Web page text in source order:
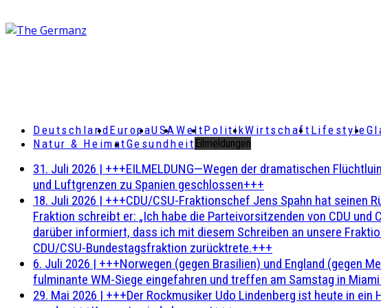
DeutschlandEuropaUSAWeltPolitikWirtschaft Lifestyle
Natur & HeimatGesundheit Eilmeldungen
31. Juli 2026 | +++EILMELDUNG—Wegen der dramatischen
und Luftgrenzen zu Spanien geschlossen+++
18. Juli 2026 | +++CDU/CSU-Fraktionschef Jens Spahn hat seinen
Fraktion schreibt er: „Ich habe die Parteivorsitzenden von CDU und
darüber informiert, dass ich mit diesem Schreiben an unsere
CDU/CSU-Bundestagsfraktion zurücktrete.+++
6. Juli 2026 | +++Norwegen (gegen Brasilien) und England (gegen
fulminante WM-Siege eingefahren und treffen am Samstag in
29. Mai 2026 | +++Der Rockmusiker Udo Lindenberg ist heute in